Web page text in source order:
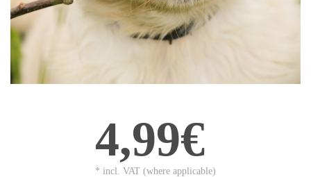
4,99€
* incl. VAT (where applicable)